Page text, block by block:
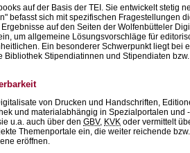
auf der Basis der TEI. Sie entwickelt stetig
befasst sich mit spezifischen Fragestellungen
auf den Seiten der Wolfenbütteler
um allgemeine Lösungsvorschläge für
Ein besonderer Schwerpunkt liegt bei
Bibliothek Stipendiatinnen und Stipendiaten
von Drucken und Handschriften,
und materialabhängig in Spezialportalen und
u.a. auch über den GBV, KVK oder vermittelt
Themenportale ein, die weiter reichende
eröffnen.